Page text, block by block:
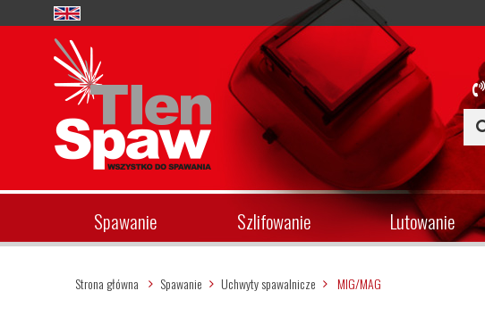
Spawanie Szlifowanie Lutowanie
Strona główna Spawanie Uchwyty spawalnicze MIG/MAG